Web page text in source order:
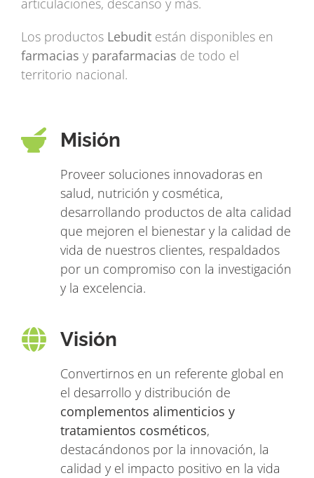
articulaciones, descanso y más.
Los productos Lebudit están disponibles en
farmacias y parafarmacias de todo el
territorio nacional.
Misión
Proveer soluciones innovadoras en
salud, nutrición y cosmética,
desarrollando productos de alta calidad
que mejoren el bienestar y la calidad de
vida de nuestros clientes, respaldados
por un compromiso con la investigación
y la excelencia.
Visión
Convertirnos en un referente global en
el desarrollo y distribución de
complementos alimenticios y
tratamientos cosméticos,
destacándonos por la innovación, la
calidad y el impacto positivo en la vida